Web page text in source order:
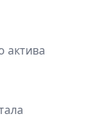
актива